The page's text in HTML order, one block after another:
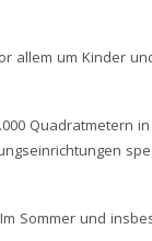
allem um Kinder
Quadratmetern
Sommer und